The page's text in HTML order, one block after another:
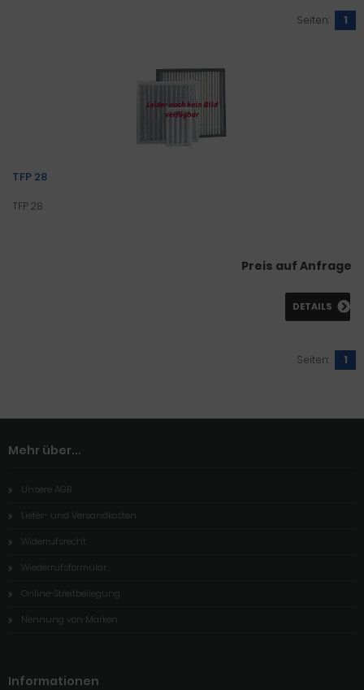
Seiten: 1
TFP 28
TFP 28
Preis auf Anfrage
DETAILS
Seiten: 1
Mehr über...
Unsere AGB
Liefer- und Versandkosten
Widerrufsrecht
Wiederrufsformular
Online-Streitbeilegung
Nennung von Marken
Informationen